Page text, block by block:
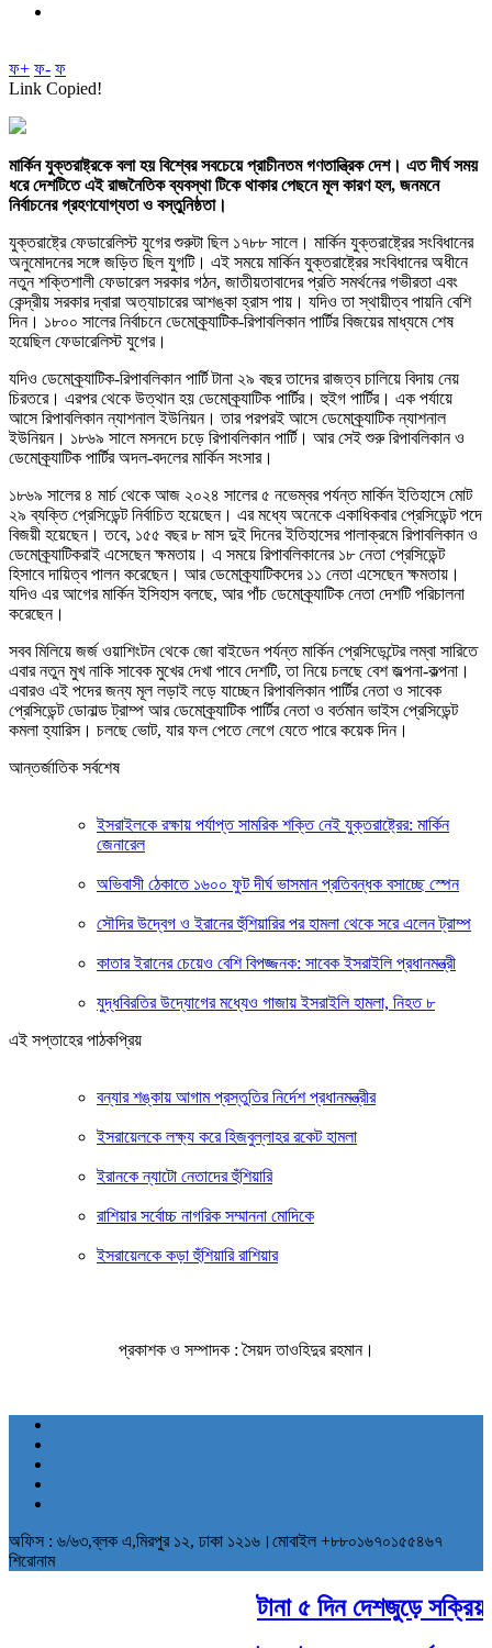
ফ+ ফ- ফ
Link Copied!
মার্কিন যুক্তরাষ্ট্রকে বলা হয় বিশ্বের সবচেয়ে প্রাচীনতম গণতান্ত্রিক দেশ। এত দীর্ঘ সময়
ধরে দেশটিতে এই রাজনৈতিক ব্যবস্থা টিকে থাকার পেছনে মূল কারণ হল, জনমনে
নির্বাচনের গ্রহণযোগ্যতা ও বস্তুনিষ্ঠতা।
যুক্তরাষ্ট্রে ফেডারেলিস্ট যুগের শুরুটা ছিল ১৭৮৮ সালে। মার্কিন যুক্তরাষ্ট্রের সংবিধানের
অনুমোদনের সঙ্গে জড়িত ছিল যুগটি। এই সময়ে মার্কিন যুক্তরাষ্ট্রের সংবিধানের অধীনে
নতুন শক্তিশালী ফেডারেল সরকার গঠন, জাতীয়তাবাদের প্রতি সমর্থনের গভীরতা এবং
কেন্দ্রীয় সরকার দ্বারা অত্যাচারের আশঙ্কা হ্রাস পায়। যদিও তা স্থায়ীত্ব পায়নি বেশি
দিন। ১৮০০ সালের নির্বাচনে ডেমোক্র্যাটিক-রিপাবলিকান পার্টির বিজয়ের মাধ্যমে শেষ
হয়েছিল ফেডারেলিস্ট যুগের।
যদিও ডেমোক্র্যাটিক-রিপাবলিকান পার্টি টানা ২৯ বছর তাদের রাজত্ব চালিয়ে বিদায় নেয়
চিরতরে। এরপর থেকে উত্থান হয় ডেমোক্র্যাটিক পার্টির। হুইগ পার্টির। এক পর্যায়ে
আসে রিপাবলিকান ন্যাশনাল ইউনিয়ন। তার পরপরই আসে ডেমোক্র্যাটিক ন্যাশনাল
ইউনিয়ন। ১৮৬৯ সালে মসনদে চড়ে রিপাবলিকান পার্টি। আর সেই শুরু রিপাবলিকান ও
ডেমোক্র্যাটিক পার্টির অদল-বদলের মার্কিন সংসার।
১৮৬৯ সালের ৪ মার্চ থেকে আজ ২০২৪ সালের ৫ নভেম্বর পর্যন্ত মার্কিন ইতিহাসে মোট
২৯ ব্যক্তি প্রেসিডেন্ট নির্বাচিত হয়েছেন। এর মধ্যে অনেকে একাধিকবার প্রেসিডেন্ট পদে
বিজয়ী হয়েছেন। তবে, ১৫৫ বছর ৮ মাস দুই দিনের ইতিহাসের পালাক্রমে রিপাবলিকান ও
ডেমোক্র্যাটিকরাই এসেছেন ক্ষমতায়। এ সময়ে রিপাবলিকানের ১৮ নেতা প্রেসিডেন্ট
হিসাবে দায়িত্ব পালন করেছেন। আর ডেমোক্র্যাটিকদের ১১ নেতা এসেছেন ক্ষমতায়।
যদিও এর আগের মার্কিন ইসিহাস বলছে, আর পাঁচ ডেমোক্র্যাটিক নেতা দেশটি পরিচালনা
করেছেন।
সবব মিলিয়ে জর্জ ওয়াশিংটন থেকে জো বাইডেন পর্যন্ত মার্কিন প্রেসিডেন্টের লম্বা সারিতে
এবার নতুন মুখ নাকি সাবেক মুখের দেখা পাবে দেশটি, তা নিয়ে চলছে বেশ জল্পনা-কল্পনা।
এবারও এই পদের জন্য মূল লড়াই লড়ে যাচ্ছেন রিপাবলিকান পার্টির নেতা ও সাবেক
প্রেসিডেন্ট ডোনাল্ড ট্রাম্প আর ডেমোক্র্যাটিক পার্টির নেতা ও বর্তমান ভাইস প্রেসিডেন্ট
কমলা হ্যারিস। চলছে ভোট, যার ফল পেতে লেগে যেতে পারে কয়েক দিন।
আন্তর্জাতিক সর্বশেষ
ইসরাইলকে রক্ষায় পর্যাপ্ত সামরিক শক্তি নেই যুক্তরাষ্ট্রের: মার্কিন
জেনারেল
অভিবাসী ঠেকাতে ১৬০০ ফুট দীর্ঘ ভাসমান প্রতিবন্ধক বসাচ্ছে স্পেন
সৌদির উদ্বেগ ও ইরানের হুঁশিয়ারির পর হামলা থেকে সরে এলেন ট্রাম্প
কাতার ইরানের চেয়েও বেশি বিপজ্জনক: সাবেক ইসরাইলি প্রধানমন্ত্রী
যুদ্ধবিরতির উদ্যোগের মধ্যেও গাজায় ইসরাইলি হামলা, নিহত ৮
এই সপ্তাহের পাঠকপ্রিয়
বন্যার শঙ্কায় আগাম প্রস্তুতির নির্দেশ প্রধানমন্ত্রীর
ইসরায়েলকে লক্ষ্য করে হিজবুল্লাহর রকেট হামলা
ইরানকে ন্যাটো নেতাদের হুঁশিয়ারি
রাশিয়ার সর্বোচ্চ নাগরিক সম্মাননা মোদিকে
ইসরায়েলকে কড়া হুঁশিয়ারি রাশিয়ার
প্রকাশক ও সম্পাদক : সৈয়দ তাওহিদুর রহমান।
অফিস : ৬/৬৩,ব্লক এ,মিরপুর ১২, ঢাকা ১২১৬।মোবাইল +৮৮০১৬৭০১৫৫৪৬৭
শিরোনাম
টানা ৫ দিন দেশজুড়ে সক্রিয়